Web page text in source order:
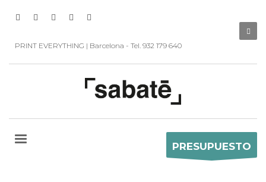
PRINT EVERYTHING | Barcelona - Tel. 932 179 640
PRESUPUESTO